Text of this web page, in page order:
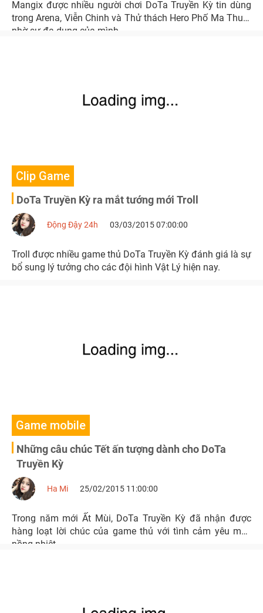
Mangix được nhiều người chơi DoTa Truyền Kỳ tin dùng
trong Arena, Viễn Chinh và Thử thách Hero Phố Ma Thuật
nhờ sự đa dụng của mình.
Clip Game
DoTa Truyền Kỳ ra mắt tướng mới Troll
Động Đậy 24h 03/03/2015 07:00:00
Troll được nhiều game thủ DoTa Truyền Kỳ đánh giá là sự
bổ sung lý tưởng cho các đội hình Vật Lý hiện nay.
Game mobile
Những câu chúc Tết ấn tượng dành cho DoTa
Truyền Kỳ
Ha Mi 25/02/2015 11:00:00
Trong năm mới Ất Mùi, DoTa Truyền Kỳ đã nhận được
hàng loạt lời chúc của game thủ với tình cảm yêu mến
nồng nhiệt.